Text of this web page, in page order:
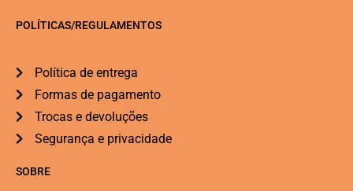
POLÍTICAS/REGULAMENTOS
Política de entrega
Formas de pagamento
Trocas e devoluções
Segurança e privacidade
SOBRE